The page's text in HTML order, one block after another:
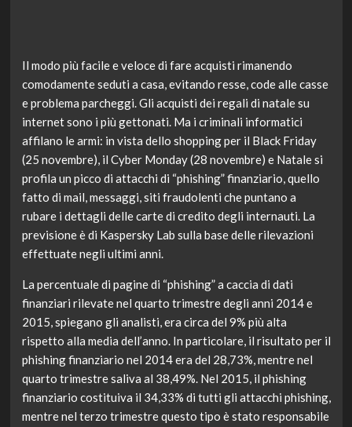
Il modo più facile e veloce di fare acquisti rimanendo
comodamente seduti a casa, evitando resse, code alle casse
e problema parcheggi. Gli acquisti dei regali di natale su
internet sono i più gettonati. Ma i criminali informatici
affilano le armi: in vista dello shopping per il Black Friday
(25 novembre), il Cyber Monday (28 novembre) e Natale si
profila un picco di attacchi di “phishing” finanziario, quello
fatto di mail, messaggi, siti fraudolenti che puntano a
rubare i dettagli delle carte di credito degli internauti. La
previsione è di Kaspersky Lab sulla base delle rilevazioni
effettuate negli ultimi anni.
La percentuale di pagine di “phishing” a caccia di dati
finanziari rilevate nel quarto trimestre degli anni 2014 e
2015, spiegano gli analisti, era circa del 9% più alta
rispetto alla media dell’anno. In particolare, il risultato per il
phishing finanziario nel 2014 era del 28,73%, mentre nel
quarto trimestre saliva al 38,49%. Nel 2015, il phishing
finanziario costituiva il 34,33% di tutti gli attacchi phishing,
mentre nel terzo trimestre questo tipo è stato responsabile